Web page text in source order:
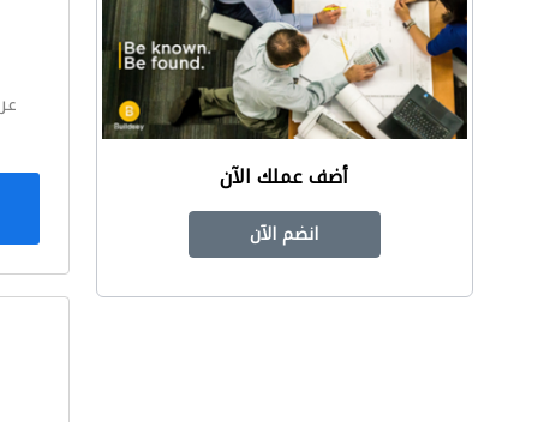
أضف عملك الآن
انضم الآن